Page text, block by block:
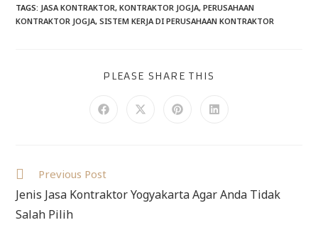
TAGS: JASA KONTRAKTOR, KONTRAKTOR JOGJA, PERUSAHAAN
KONTRAKTOR JOGJA, SISTEM KERJA DI PERUSAHAAN KONTRAKTOR
PLEASE SHARE THIS
Previous Post
Jenis Jasa Kontraktor Yogyakarta Agar Anda Tidak
Salah Pilih